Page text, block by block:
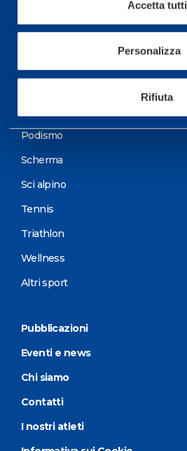
Accetta tutti
Personalizza
Rifiuta
Podismo
Scherma
Sci alpino
Tennis
Triathlon
Wellness
Altri sport
Pubblicazioni
Eventi e news
Chi siamo
Contatti
I nostri atleti